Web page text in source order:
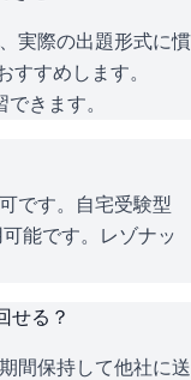
実際の出題形式に慣
すすめします。
きます。
です。自宅受験型
能です。レゾナッ
せる？
間保持して他社に送